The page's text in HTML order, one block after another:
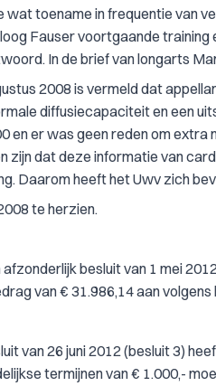
wat toename in frequentie van
Fauser voortgaande training
In de brief van longarts
2008 is vermeld dat
diffusiecapaciteit en een
en er was geen reden om extra
zijn dat deze informatie van
Daarom heeft het Uwv zich
te herzien.
afzonderlijk besluit van 1 mei
van € 31.986,14 aan
van 26 juni 2012 (besluit 3)
termijnen van € 1.000,-